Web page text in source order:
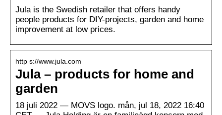
Jula is the Swedish retailer that offers handy
people products for DIY-projects, garden and home
improvement at low prices.
http s://www.jula.com
Jula – products for home and
garden
18 juli 2022 — MOVS logo. mån, jul 18, 2022 16:40